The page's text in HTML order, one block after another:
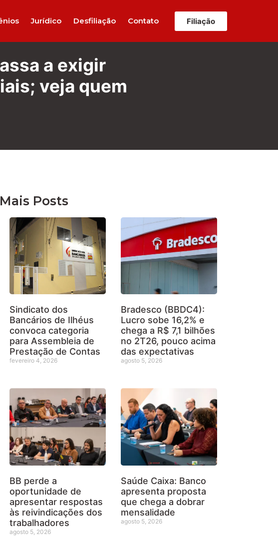
Jurídico Desfiliação Contato Filiação
a exigir
veja quem
Mais Posts
Sindicato dos
Bancários de Ilhéus
convoca categoria
para Assembleia de
Prestação de Contas
fevereiro 4, 2026
Bradesco (BBDC4):
Lucro sobe 16,2% e
chega a R$ 7,1 bilhões
no 2T26, pouco acima
das expectativas
agosto 5, 2026
BB perde a
oportunidade de
apresentar respostas
às reivindicações dos
trabalhadores
agosto 5, 2026
Saúde Caixa: Banco
apresenta proposta
que chega a dobrar
mensalidade
agosto 5, 2026